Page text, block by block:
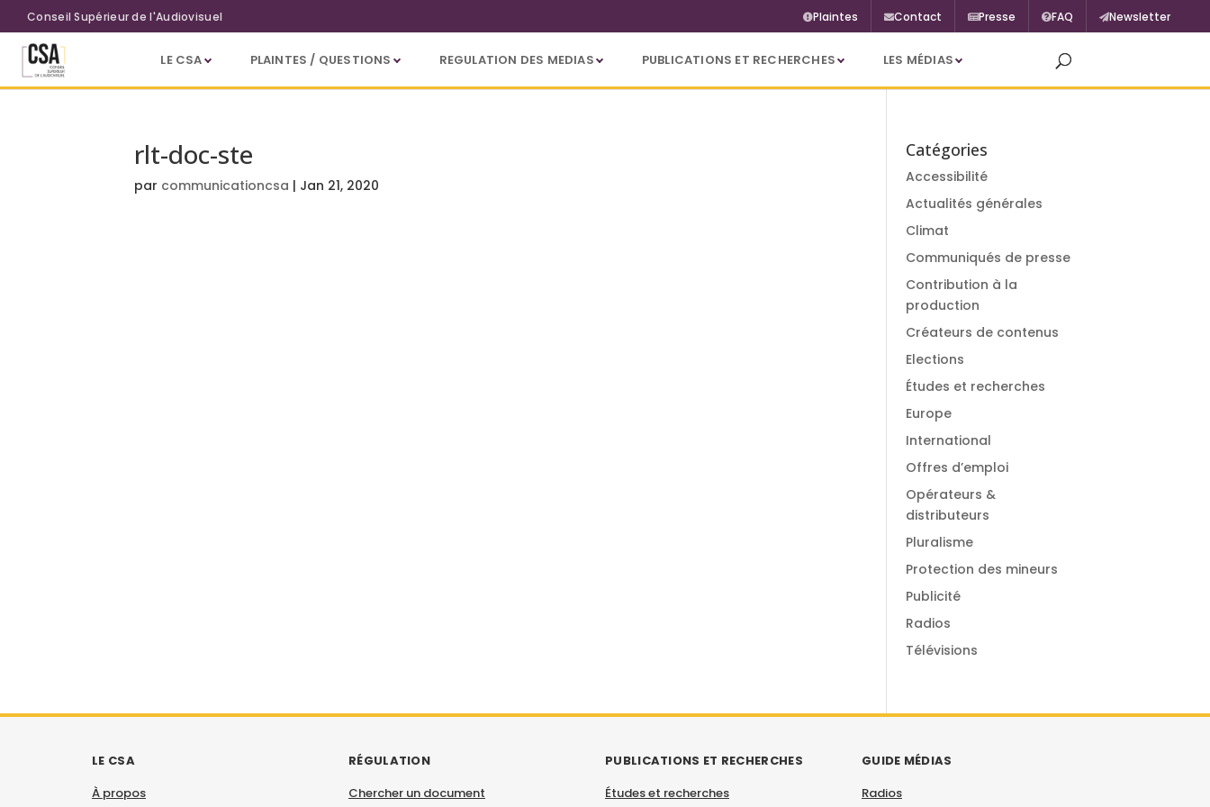
Aller au contenu principal
Conseil Supérieur de l'Audiovisuel Plaintes Contact Presse FAQ Newsletter
LE CSA PLAINTES / QUESTIONS REGULATION DES MEDIAS PUBLICATIONS ET RECHERCHES LES MÉDIAS
rlt-doc-ste
par communicationcsa | Jan 21, 2020
Catégories
Accessibilité
Actualités générales
Climat
Communiqués de presse
Contribution à la
production
Créateurs de contenus
Elections
Études et recherches
Europe
International
Offres d’emploi
Opérateurs &
distributeurs
Pluralisme
Protection des mineurs
Publicité
Radios
Télévisions
LE CSA
À propos
RÉGULATION
Chercher un document
PUBLICATIONS ET RECHERCHES
Études et recherches
GUIDE MÉDIAS
Radios